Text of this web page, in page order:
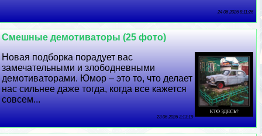
24 06 2026 8:11:26
Смешные демотиваторы (25 фото)
Новая подборка порадует вас
замечательными и злободневными
демотиваторами. Юмор – это то, что делает
нас сильнее даже тогда, когда все кажется
совсем...
23 06 2026 3:13:19